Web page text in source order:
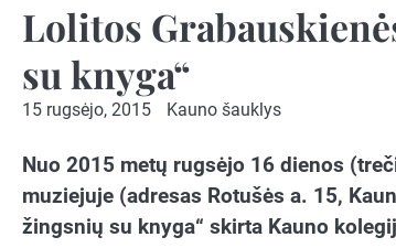
Lolitos
su knyga“
15 rugsėjo, 2015 Kauno šauklys
Nuo 2015 metų rugsėjo 16 dienos
muziejuje (adresas Rotušės a. 15,
žingsnių su knyga“ skirta Kauno